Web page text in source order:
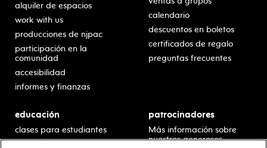
alquiler de espacios
work with us
producciones de njpac
participación en la
comunidad
accesibilidad
informes y finanzas
calendario
descuentos en boletos
certificados de regalo
preguntas frecuentes
educación
clases para estudiantes
patrocinadores
Más información sobre
nuestros generosos